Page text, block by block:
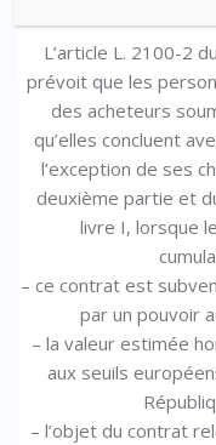
L’article L. 2100-2
prévoit que les
des acheteurs
qu’elles concluent
l’exception de ses
deuxième partie et
livre I, lorsque
– ce contrat est
par un pouvoir
– la valeur estimée
aux seuils
– l’objet du contrat